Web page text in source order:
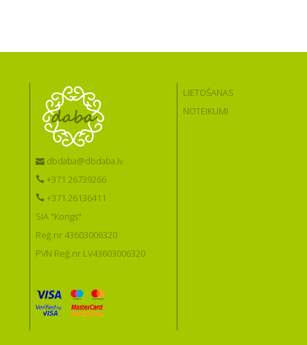
dbdaba@dbdaba.lv
+371 26739266
+371 26136411
SIA "Kongs"
Reģ.nr 43603006320
PVN Reģ.nr LV43603006320
LIETOŠANAS
NOTEIKUMI